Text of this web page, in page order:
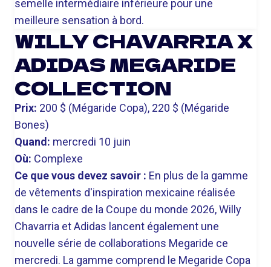
semelle intermédiaire inférieure pour une
meilleure sensation à bord.
WILLY CHAVARRIA X
ADIDAS MEGARIDE
COLLECTION
Prix: 200 $ (Mégaride Copa), 220 $ (Mégaride
Bones)
Quand: mercredi 10 juin
Où: Complexe
Ce que vous devez savoir : En plus de la gamme
de vêtements d'inspiration mexicaine réalisée
dans le cadre de la Coupe du monde 2026, Willy
Chavarria et Adidas lancent également une
nouvelle série de collaborations Megaride ce
mercredi. La gamme comprend le Megaride Copa